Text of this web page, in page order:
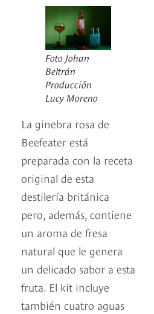
Foto Johan
Beltrán
Producción
Lucy Moreno
La ginebra rosa de
Beefeater está
preparada con la receta
original de esta
destilería británica
pero, además, contiene
un aroma de fresa
natural que le genera
un delicado sabor a esta
fruta. El kit incluye
también cuatro aguas